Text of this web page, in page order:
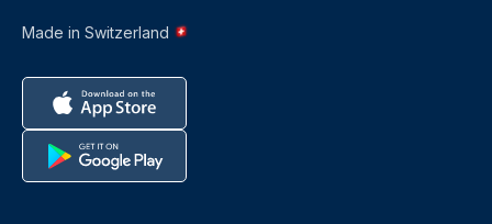
Made in Switzerland